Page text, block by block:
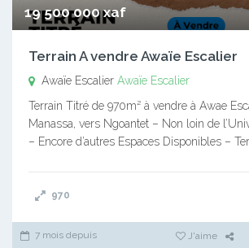
19 500 000 xaf
Terrain A vendre Awaïe Escalier
Awaïe Escalier Awaïe Escalier
Terrain Titré de 970m² à vendre à Awae
Manassa, vers Ngoantet – Non loin de
– Encore d’autres Espaces Disponibles –
970
7 mois depuis J'aime